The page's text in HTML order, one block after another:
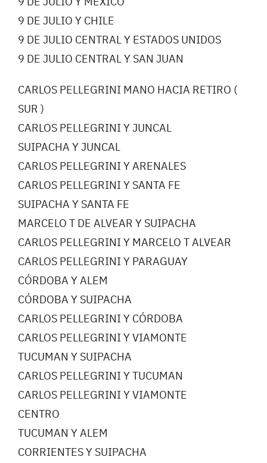
9 DE JULIO Y CHILE
9 DE JULIO CENTRAL Y ESTADOS UNIDOS
9 DE JULIO CENTRAL Y SAN JUAN
CARLOS PELLEGRINI MANO HACIA RETIRO (
SUR )
CARLOS PELLEGRINI Y JUNCAL
SUIPACHA Y JUNCAL
CARLOS PELLEGRINI Y ARENALES
CARLOS PELLEGRINI Y SANTA FE
SUIPACHA Y SANTA FE
MARCELO T DE ALVEAR Y SUIPACHA
CARLOS PELLEGRINI Y MARCELO T ALVEAR
CARLOS PELLEGRINI Y PARAGUAY
CÓRDOBA Y ALEM
CÓRDOBA Y SUIPACHA
CARLOS PELLEGRINI Y CÓRDOBA
CARLOS PELLEGRINI Y VIAMONTE
TUCUMAN Y SUIPACHA
CARLOS PELLEGRINI Y TUCUMAN
CARLOS PELLEGRINI Y VIAMONTE
CENTRO
TUCUMAN Y ALEM
CORRIENTES Y SUIPACHA